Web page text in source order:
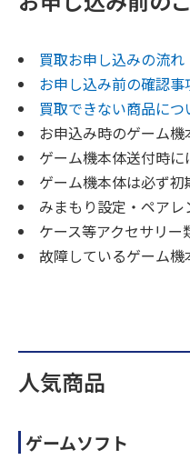
買取お申し込みの流れ
お申し込み前の確認事
買取できない商品につ
お申込み時のゲーム
ゲーム機本体送付時
ゲーム機本体は必ず
みまもり設定・ペア
ケース等アクセサリ
故障しているゲーム
人気商品
ゲームソフト